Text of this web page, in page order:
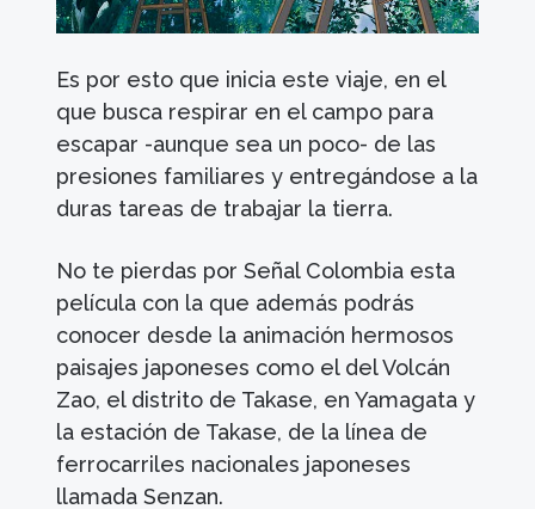
Es por esto que inicia este viaje, en el
que busca respirar en el campo para
escapar -aunque sea un poco- de las
presiones familiares y entregándose a la
duras tareas de trabajar la tierra.
No te pierdas por Señal Colombia esta
película con la que además podrás
conocer desde la animación hermosos
paisajes japoneses como el del Volcán
Zao, el distrito de Takase, en Yamagata y
la estación de Takase, de la línea de
ferrocarriles nacionales japoneses
llamada Senzan.